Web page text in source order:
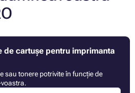
de cartușe pentru imprimanta
sau tonere potrivite în funcție de